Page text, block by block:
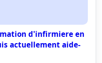
d'infirmiere en
actuellement aide-